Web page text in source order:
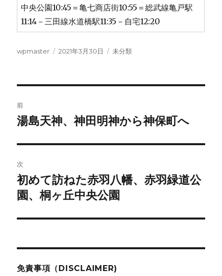
中央公園10:45＝亀七商店街10:55＝総武線亀戸駅
11:14－三田線水道橋駅11:35－自宅12:20
投
wpmaster
投
2021年3月30日
カ
未分類
稿
ビ
ゲ
ー
シ
ン
前
前
投
稿:
湯島天神、神田明神から神保町へ
次
次
の
稿:
初めて訪ねた赤羽八幡、赤羽緑道公
園、桐ヶ丘中央公園
免責事項（DISCLAIMER)